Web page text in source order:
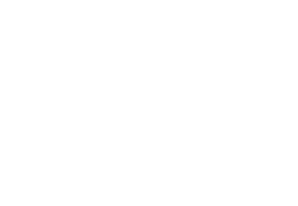
von Arbeitskreis Verkehrskonzept